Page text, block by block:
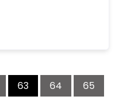
63 64
65